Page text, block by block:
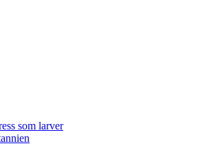
som larver